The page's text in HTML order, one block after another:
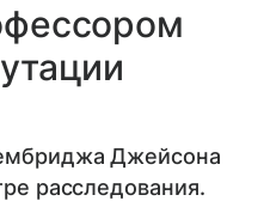
Джейсона
расследования.